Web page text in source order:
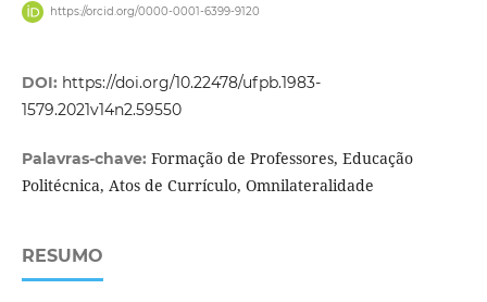
https://orcid.org/0000-0001-6399-9120
DOI: https://doi.org/10.22478/ufpb.1983-
1579.2021v14n2.59550
Palavras-chave: Formação de Professores, Educação
Politécnica, Atos de Currículo, Omnilateralidade
RESUMO